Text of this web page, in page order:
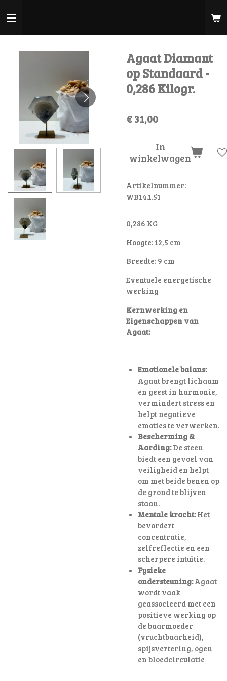
direct
Agaat Diamant
op Standaard -
0,286 Kilogr.
€ 31,00
In
winkelwagen
Artikelnummer:
WB14.1.51
0,286 KG
Hoogte: 12,5 cm
Breedte: 9 cm
Eventuele energetische
werking
Kernwerking en
Eigenschappen van
Agaat:
Emotionele balans:
Agaat brengt lichaam
en geest in harmonie,
vermindert stress en
helpt negatieve
emoties te verwerken.
Bescherming &
Aarding:De steen
biedt een gevoel van
veiligheid en helpt
om met beide benen op
de grond te blijven
staan.
Mentale kracht:Het
bevordert
concentratie,
zelfreflectie en een
scherpere intuïtie.
Fysieke
ondersteuning:Agaat
wordt vaak
geassocieerd met een
positieve werking op
de baarmoeder
(vruchtbaarheid),
spijsvertering, ogen
en bloedcirculatie